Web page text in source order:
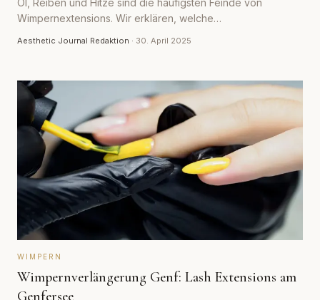
Öl, Reiben und Hitze sind die häufigsten Feinde von
Wimpernextensions. Wir erklären, welche
Aesthetic Journal Redaktion · 30. April 2025
WIMPERN
Wimpernverlängerung Genf: Lash Extensions am
Genfersee